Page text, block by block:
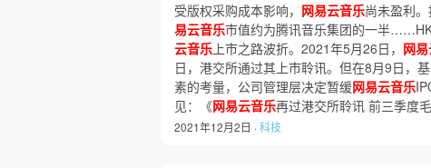
受版权采购成本影响， 网易云音乐尚未盈利。
易云音乐市值约为腾讯音乐集团的一半
云音乐 上市之路波折。2021年5月26日， 网
日，港交所通过其上市聆讯。但在8月9日，
素的考量，公司管理层决定暂缓网易云音乐
见：《网易云音乐再过港交所聆讯 前三季度
2021年12月2日 ·科技